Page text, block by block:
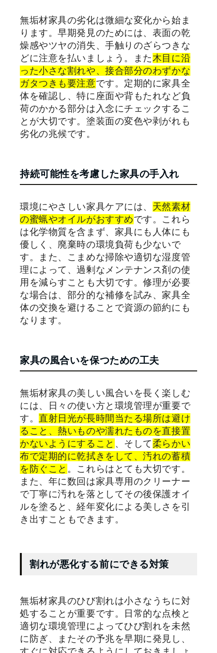
無垢材家具の劣化は微細な変化から始ま
ります。早期発見のためには、表面の乾
燥感やツヤの消失、手触りのざらつきな
どに注意を払いましょう。また木目に沿
った小さな割れや、接合部分のわずかな
ガタつきも要注意です。定期的に家具全
体を確認し、特に座面や背もたれなど負
荷のかかる部分は入念にチェックするこ
とが大切です。塗装面の変色や剥がれも
劣化の兆候です。
持続可能性を考慮した家具の手入れ
環境にやさしい家具ケアには、 天然素材
の蜜蝋やオイルがおすすめです。これら
は化学物質を含まず、家具にも人体にも
優しく、廃棄時の環境負荷も少ないで
す。また、こまめな掃除や適切な湿度管
理によって、過剰なメンテナンス剤の使
用を減らすことも大切です。修理が必要
な場合は、部分的な補修を試み、家具全
体の交換を避けることで資源の節約にも
なります。
家具の風合いを保つための工夫
無垢材家具の美しい風合いを長く楽しむ
には、日々の使い方と環境管理が重要で
す。 直射日光が長時間当たる場所は避け
ること、熱いものや濡れたものを直接置
かないようにすること 、そして柔らかい
布で定期的に乾拭きをして、汚れの蓄積
を防ぐこと 。これらはとても大切です。
また、年に数回は家具専用のクリーナー
で丁寧に汚れを落としてその後保護オイ
ルを塗ると、経年変化による美しさを引
き出すこともできます。
割れが悪化する前にできる対策
無垢材家具のひび割れは小さなうちに対
処することが重要です。日常的な点検と
適切な環境管理によってひび割れを未然
に防ぎ、またその予兆を早期に発見し、